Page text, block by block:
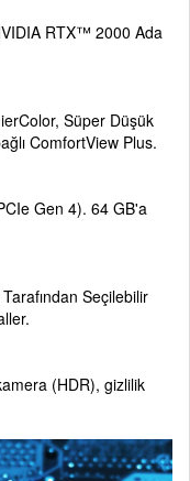
RTX™ 2000 Ada
Süper Düşük
ComfortView Plus.
Gen 4). 64 GB'a
Tarafından Seçilebilir
(HDR), gizlilik